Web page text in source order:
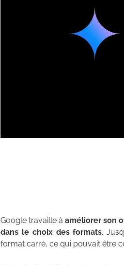
Google travaille à améliorer son
dans le choix des formats.
format carré, ce qui pouvait être